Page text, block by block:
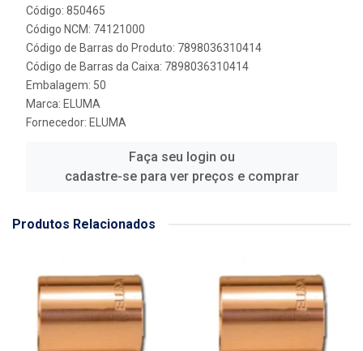
Código: 850465
Código NCM: 74121000
Código de Barras do Produto: 7898036310414
Código de Barras da Caixa: 7898036310414
Embalagem: 50
Marca: ELUMA
Fornecedor: ELUMA
Faça seu login ou
cadastre-se para ver preços e comprar
Produtos Relacionados